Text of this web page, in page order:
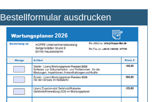
Bestellformular ausdrucken